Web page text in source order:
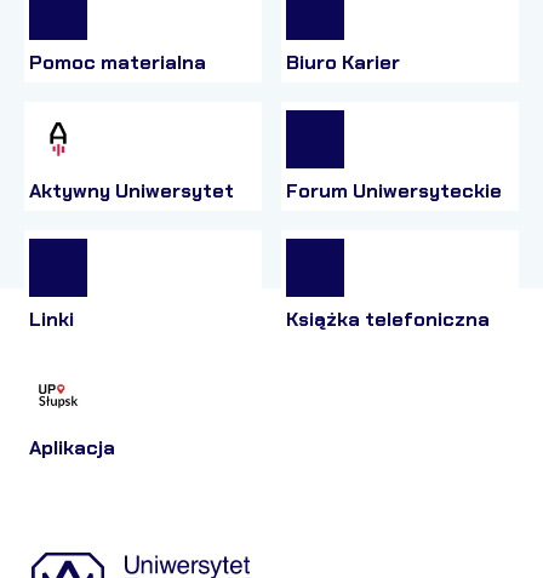
Pomoc materialna Biuro Karier
Aktywny Uniwersytet Forum Uniwersyteckie
Linki Książka telefoniczna
Aplikacja